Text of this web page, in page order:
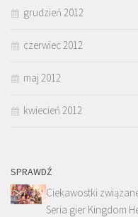
grudzień 2012
czerwiec 2012
maj 2012
kwiecień 2012
SPRAWDŹ
Ciekawostki
Seria gier Kingdom